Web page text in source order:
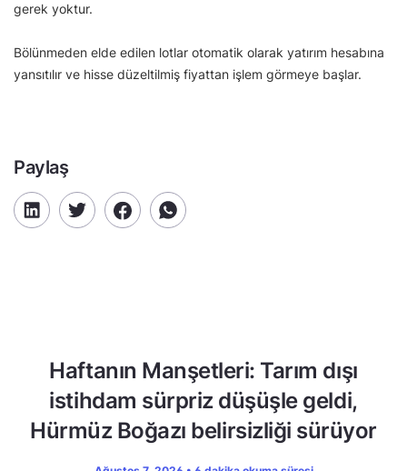
gerek yoktur.
Bölünmeden elde edilen lotlar otomatik olarak yatırım hesabına
yansıtılır ve hisse düzeltilmiş fiyattan işlem görmeye başlar.
Paylaş
Haftanın Manşetleri: Tarım dışı
istihdam sürpriz düşüşle geldi,
Hürmüz Boğazı belirsizliği sürüyor